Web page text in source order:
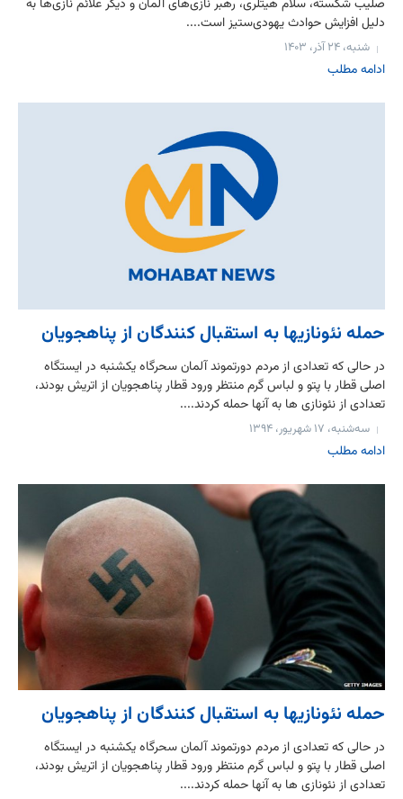
صلیب شکسته، سلام هیتلری، رهبر نازی‌های آلمان و دیگر علائم نازی‌ها به
دلیل افزایش حوادث یهودی‌ستیز است....
شنبه، ۲۴ آذر، ۱۴۰۳
ادامه مطلب
حمله نئونازیها به استقبال کنندگان از پناهجويان
در حالی که تعدادی از مردم دورتموند آلمان سحرگاه یکشنبه در ایستگاه
اصلی قطار با پتو و لباس گرم منتظر ورود قطار پناهجویان از اتریش بودند،
تعدادی از نئونازی ها به آنها حمله کردند....
سه‌شنبه، ۱۷ شهریور، ۱۳۹۴
ادامه مطلب
حمله نئونازیها به استقبال کنندگان از پناهجويان
در حالی که تعدادی از مردم دورتموند آلمان سحرگاه یکشنبه در ایستگاه
اصلی قطار با پتو و لباس گرم منتظر ورود قطار پناهجویان از اتریش بودند،
تعدادی از نئونازی ها به آنها حمله کردند....